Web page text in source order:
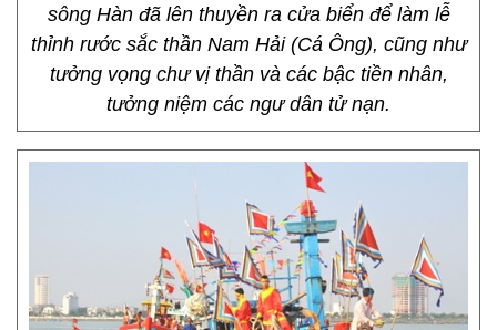
sông Hàn đã lên thuyền ra cửa biển để làm lễ
thỉnh rước sắc thần Nam Hải (Cá Ông), cũng như
tưởng vọng chư vị thần và các bậc tiền nhân,
tưởng niệm các ngư dân tử nạn.